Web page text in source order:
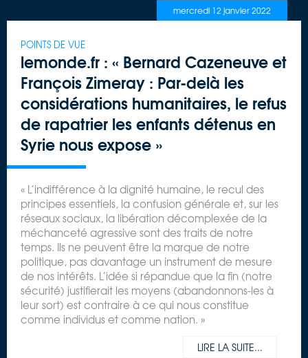
mercredi 12 janvier 2022
POINTS DE VUE
lemonde.fr : « Bernard Cazeneuve et
François Zimeray : Par-delà les
considérations humanitaires, le refus
de rapatrier les enfants détenus en
Syrie nous expose »
« L’indifférence à la dignité humaine, le recul des
principes essentiels, la confusion générale et, sur les
réseaux sociaux, la libération décomplexée de la
méchanceté agressive sont des traits de notre
temps. Ils ne peuvent être la marque de notre
politique, pas davantage un instrument de mesure
de nos intérêts. L’idée si répandue que la fin (notre
sécurité) justifierait les moyens (abandonnons-les à
leur sort) est contraire à ce qui nous constitue
comme individus et comme nation. »
LIRE LA SUITE...